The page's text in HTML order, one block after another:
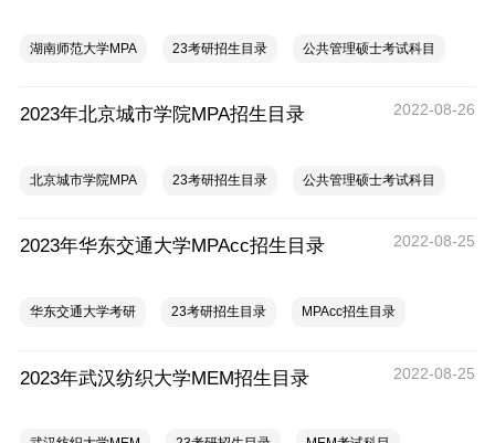
湖南师范大学MPA 23考研招生目录 公共管理硕士考试科目
2023年北京城市学院MPA招生目录 2022-08-26
北京城市学院MPA 23考研招生目录 公共管理硕士考试科目
2023年华东交通大学MPAcc招生目录 2022-08-25
华东交通大学考研 23考研招生目录 MPAcc招生目录
2023年武汉纺织大学MEM招生目录 2022-08-25